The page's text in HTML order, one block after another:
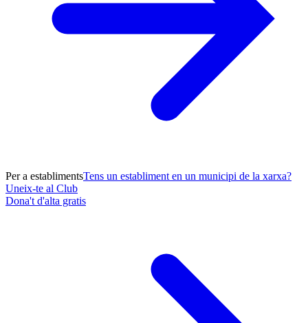
Per a establimentsTens un establiment en un municipi de la xarxa?
Uneix-te al Club
Dona't d'alta gratis